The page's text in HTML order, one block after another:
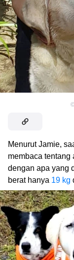
Menurut Jamie,
membaca tentang
dengan apa yang
berat hanya 19 kg